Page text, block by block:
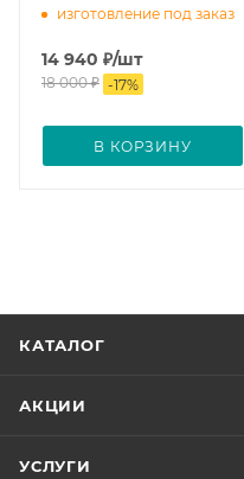
изготовление под заказ
14 940 ₽/шт
18 000₽ -17%
В КОРЗИНУ
КАТАЛОГ
АКЦИИ
УСЛУГИ